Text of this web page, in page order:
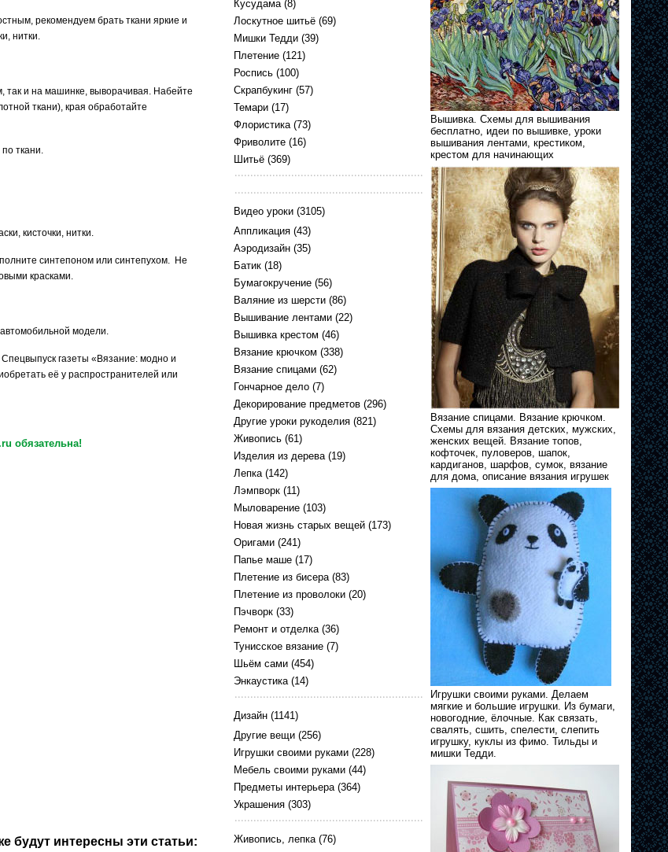
рекомендуем брать ткани яркие и
нитки.
так и на машинке, выворачивая. Набейте
ткани), края обработайте
ткани.
кисточки, нитки.
синтепоном или синтепухом. Не
красками.
модели.
газеты «Вязание: модно и
её у распространителей или
обязательна!
будут интересны эти статьи:
Кусудама(8)
Лоскутное шитьё (69)
Мишки Тедди (39)
Плетение (121)
Роспись (100)
Скрапбукинг (57)
Темари (17)
Флористика(73)
Фриволите (16)
Шитьё (369)
Видео уроки (3105)
Аппликация (43)
Аэродизайн (35)
Батик (18)
Бумагокручение (56)
Валяние из шерсти (86)
Вышивание лентами (22)
Вышивка крестом (46)
Вязание крючком (338)
Вязание спицами (62)
Гончарное дело (7)
Декорирование предметов (296)
Другие уроки рукоделия (821)
Живопись (61)
Изделия из дерева(19)
Лепка(142)
Лэмпворк (11)
Мыловарение (103)
Новая жизнь старых вещей (173)
Оригами (241)
Папье маше (17)
Плетение из бисера(83)
Плетение из проволоки (20)
Пэчворк (33)
Ремонт и отделка(36)
Тунисское вязание (7)
Шьём сами (454)
Энкаустика(14)
Дизайн (1141)
Другие вещи (256)
Игрушки своими руками (228)
Мебель своими руками (44)
Предметы интерьера(364)
Украшения (303)
Живопись, лепка(76)
Вышивка. Схемы для вышивания
бесплатно, идеи по вышивке, уроки
вышивания лентами, крестиком,
крестом для начинающих
Вязание спицами. Вязание крючком.
Схемы для вязания детских, мужских,
женских вещей. Вязание топов,
кофточек, пуловеров, шапок,
кардиганов, шарфов, сумок, вязание
для дома, описание вязания игрушек
Игрушки своими руками. Делаем
мягкие и большие игрушки. Из бумаги,
новогодние, ёлочные. Как связать,
свалять, сшить, спелести, слепить
игрушку, куклы из фимо. Тильды и
мишки Тедди.